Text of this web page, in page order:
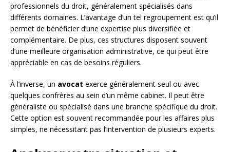
professionnels du droit, généralement spécialisés dans
différents domaines. L’avantage d’un tel regroupement est qu’il
permet de bénéficier d’une expertise plus diversifiée et
complémentaire. De plus, ces structures disposent souvent
d’une meilleure organisation administrative, ce qui peut être
appréciable en cas de besoins réguliers.
À l’inverse, un avocat exerce généralement seul ou avec
quelques confrères au sein d’un même cabinet. Il peut être
généraliste ou spécialisé dans une branche spécifique du droit.
Cette option est souvent recommandée pour les affaires plus
simples, ne nécessitant pas l’intervention de plusieurs experts.